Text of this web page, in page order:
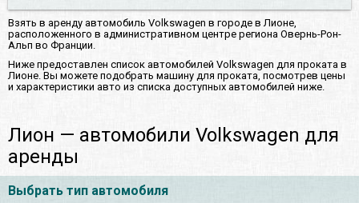
Взять в аренду автомобиль Volkswagen в городе в Лионе,
расположенного в административном центре региона Овернь-Рон-
Альп во Франции.
Ниже предоставлен список автомобилей Volkswagen для проката в
Лионе. Вы можете подобрать машину для проката, посмотрев цены
и характеристики авто из списка доступных автомобилей ниже.
Лион — автомобили Volkswagen для
аренды
Выбрать тип автомобиля